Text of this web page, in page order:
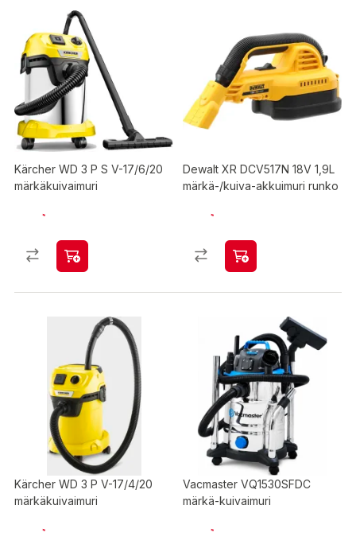
Kärcher WD 3 P S V-17/6/20
märkäkuivaimuri
Dewalt XR DCV517N 18V 1,9L
märkä-/kuiva-akkuimuri runko
Kärcher WD 3 P V-17/4/20
märkäkuivaimuri
Vacmaster VQ1530SFDC
märkä-kuivaimuri